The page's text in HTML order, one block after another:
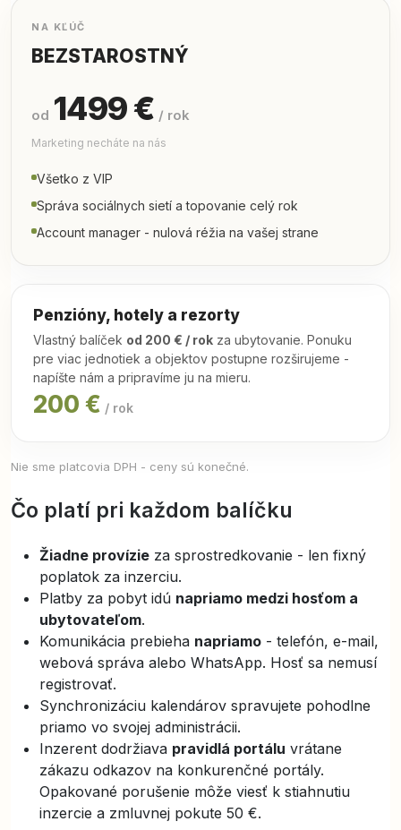
NA KĽÚČ
BEZSTAROSTNÝ
od 1499 € / rok
Marketing necháte na nás
Všetko z VIP
Správa sociálnych sietí a topovanie celý rok
Account manager - nulová réžia na vašej strane
Penzióny, hotely a rezorty
Vlastný balíček od 200 € / rok za ubytovanie. Ponuku
pre viac jednotiek a objektov postupne rozširujeme -
napíšte nám a pripravíme ju na mieru.
200 € / rok
Nie sme platcovia DPH - ceny sú konečné.
Čo platí pri každom balíčku
Žiadne provízie za sprostredkovanie - len fixný
poplatok za inzerciu.
Platby za pobyt idú napriamo medzi hosťom a
ubytovateľom.
Komunikácia prebieha napriamo - telefón, e-mail,
webová správa alebo WhatsApp. Hosť sa nemusí
registrovať.
Synchronizáciu kalendárov spravujete pohodlne
priamo vo svojej administrácii.
Inzerent dodržiava pravidlá portálu vrátane
zákazu odkazov na konkurenčné portály.
Opakované porušenie môže viesť k stiahnutiu
inzercie a zmluvnej pokute 50 €.